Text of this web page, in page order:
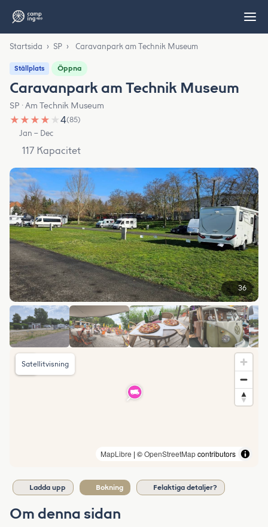
Startsida › SP › Caravanpark am Technik Museum
Ställplats Öppna
Caravanpark am Technik Museum
SP · Am Technik Museum
★ ★ ★ ★ ★4(85)
Jan – Dec
117 Kapacitet
36
MapLibre | ©OpenStreetMapcontributors
Satellitvisning
Ladda upp Bokning Felaktiga detaljer?
Om denna sidan